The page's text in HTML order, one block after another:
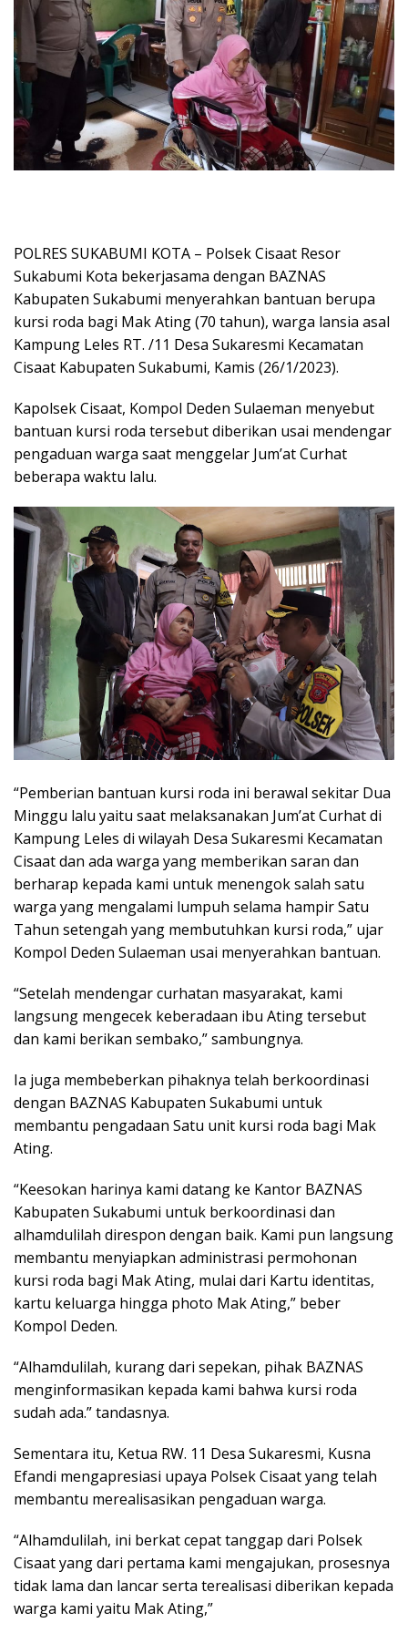
POLRES SUKABUMI KOTA – Polsek Cisaat Resor
Sukabumi Kota bekerjasama dengan BAZNAS
Kabupaten Sukabumi menyerahkan bantuan berupa
kursi roda bagi Mak Ating (70 tahun), warga lansia asal
Kampung Leles RT. /11 Desa Sukaresmi Kecamatan
Cisaat Kabupaten Sukabumi, Kamis (26/1/2023).
Kapolsek Cisaat, Kompol Deden Sulaeman menyebut
bantuan kursi roda tersebut diberikan usai mendengar
pengaduan warga saat menggelar Jum’at Curhat
beberapa waktu lalu.
“Pemberian bantuan kursi roda ini berawal sekitar Dua
Minggu lalu yaitu saat melaksanakan Jum’at Curhat di
Kampung Leles di wilayah Desa Sukaresmi Kecamatan
Cisaat dan ada warga yang memberikan saran dan
berharap kepada kami untuk menengok salah satu
warga yang mengalami lumpuh selama hampir Satu
Tahun setengah yang membutuhkan kursi roda,” ujar
Kompol Deden Sulaeman usai menyerahkan bantuan.
“Setelah mendengar curhatan masyarakat, kami
langsung mengecek keberadaan ibu Ating tersebut
dan kami berikan sembako,” sambungnya.
Ia juga membeberkan pihaknya telah berkoordinasi
dengan BAZNAS Kabupaten Sukabumi untuk
membantu pengadaan Satu unit kursi roda bagi Mak
Ating.
“Keesokan harinya kami datang ke Kantor BAZNAS
Kabupaten Sukabumi untuk berkoordinasi dan
alhamdulilah direspon dengan baik. Kami pun langsung
membantu menyiapkan administrasi permohonan
kursi roda bagi Mak Ating, mulai dari Kartu identitas,
kartu keluarga hingga photo Mak Ating,” beber
Kompol Deden.
“Alhamdulilah, kurang dari sepekan, pihak BAZNAS
menginformasikan kepada kami bahwa kursi roda
sudah ada.” tandasnya.
Sementara itu, Ketua RW. 11 Desa Sukaresmi, Kusna
Efandi mengapresiasi upaya Polsek Cisaat yang telah
membantu merealisasikan pengaduan warga.
“Alhamdulilah, ini berkat cepat tanggap dari Polsek
Cisaat yang dari pertama kami mengajukan, prosesnya
tidak lama dan lancar serta terealisasi diberikan kepada
warga kami yaitu Mak Ating,”